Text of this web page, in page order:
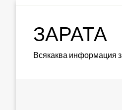
ЗАРАТА
Всякаква информация